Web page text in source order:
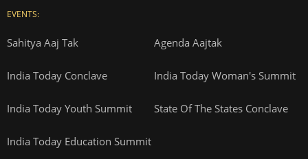
EVENTS:
Sahitya Aaj Tak Agenda Aajtak
India Today Conclave India Today Woman's Summit
India Today Youth Summit State Of The States Conclave
India Today Education Summit